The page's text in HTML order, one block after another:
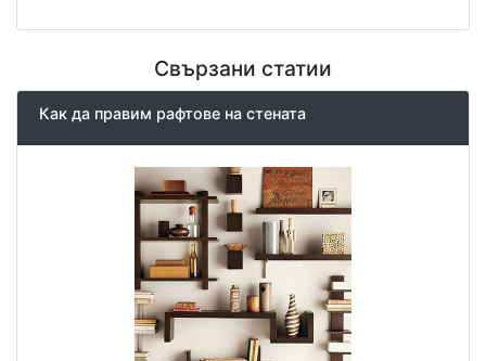
Свързани статии
Как да правим рафтове на стената